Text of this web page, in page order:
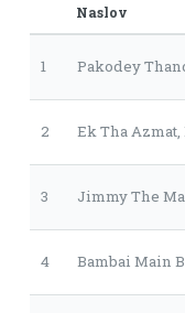
Naslov
1 Pakodey
2 Ek Tha
3 Jimmy The
4 Bambai Main